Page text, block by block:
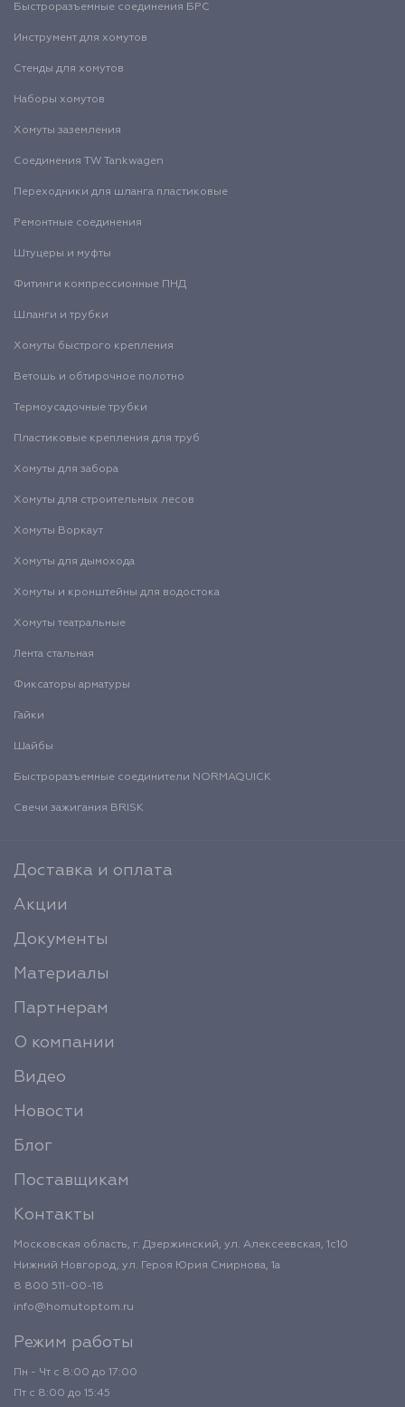
Быстроразъемные соединения БРС
Инструмент для хомутов
Стенды для хомутов
Наборы хомутов
Хомуты заземления
Соединения TW Tankwagen
Переходники для шланга пластиковые
Ремонтные соединения
Штуцеры и муфты
Фитинги компрессионные ПНД
Шланги и трубки
Хомуты быстрого крепления
Ветошь и обтирочное полотно
Термоусадочные трубки
Пластиковые крепления для труб
Хомуты для забора
Хомуты для строительных лесов
Хомуты Воркаут
Хомуты для дымохода
Хомуты и кронштейны для водостока
Хомуты театральные
Лента стальная
Фиксаторы арматуры
Гайки
Шайбы
Быстроразъемные соединители NORMAQUICK
Свечи зажигания BRISK
Доставка и оплата
Акции
Документы
Материалы
Партнерам
О компании
Видео
Новости
Блог
Поставщикам
Контакты
Московская область, г. Дзержинский, ул. Алексеевская, 1с10
Нижний Новгород, ул. Героя Юрия Смирнова, 1а
8 800 511-00-18
info@homutoptom.ru
Режим работы
Пн - Чт с 8:00 до 17:00
Пт с 8:00 до 15:45